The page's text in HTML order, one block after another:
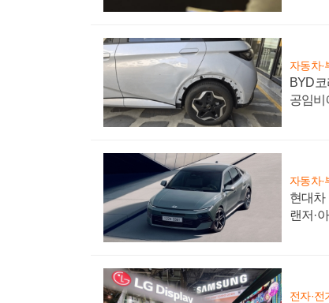
자동차·
BYD
공임비
자동차·
현대차
랜저·
전자·전